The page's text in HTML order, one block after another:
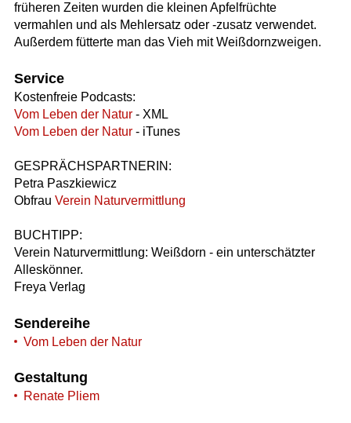
früheren Zeiten wurden die kleinen Apfelfrüchte
vermahlen und als Mehlersatz oder -zusatz verwendet.
Außerdem fütterte man das Vieh mit Weißdornzweigen.
Service
Kostenfreie Podcasts:
Vom Leben der Natur- XML
Vom Leben der Natur- iTunes
GESPRÄCHSPARTNERIN:
Petra Paszkiewicz
Obfrau Verein Naturvermittlung
BUCHTIPP:
Verein Naturvermittlung: Weißdorn - ein unterschätzter
Alleskönner.
Freya Verlag
Sendereihe
Vom Leben der Natur
Gestaltung
Renate Pliem